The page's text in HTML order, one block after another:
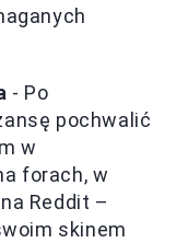
- Po
pochwalić
w
forach, w
Reddit –
skinem